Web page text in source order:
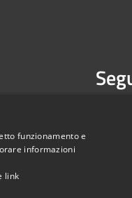
funzionamento e
informazioni
link